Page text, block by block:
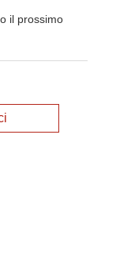
il prossimo